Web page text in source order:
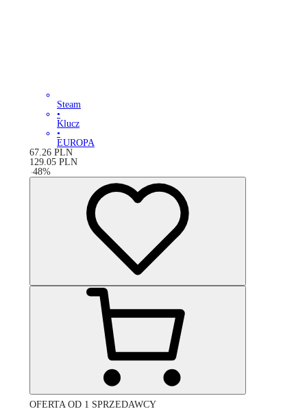
Steam
•
Klucz
•
EUROPA
67.26 PLN
129.05 PLN
-48%
OFERTA OD 1 SPRZEDAWCY